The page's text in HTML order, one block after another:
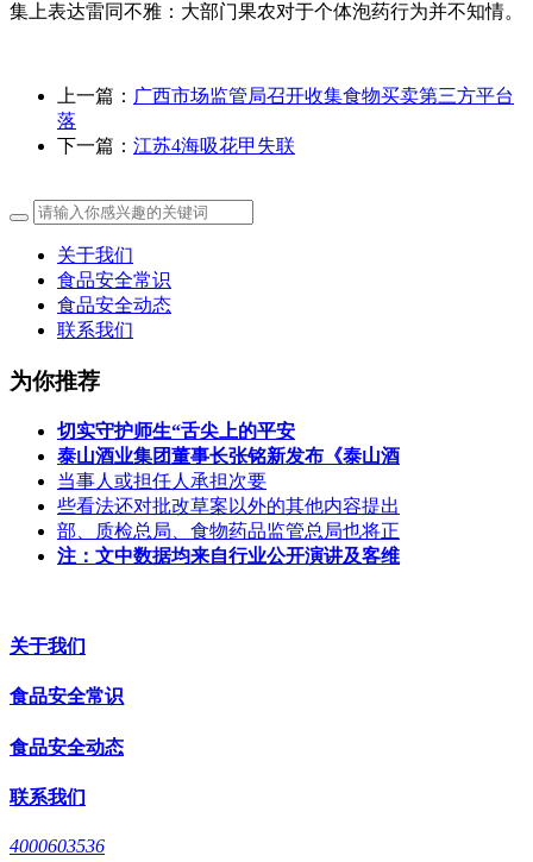
集上表达雷同不雅：大部门果农对于个体泡药行为并不知情。
上一篇： 广西市场监管局召开收集食物买卖第三方平台
落
下一篇： 江苏4海吸花甲失联
关于我们
食品安全常识
食品安全动态
联系我们
为你推荐
切实守护师生“舌尖上的平安
泰山酒业集团董事长张铭新发布《泰山酒
当事人或担任人承担次要
些看法还对批改草案以外的其他内容提出
部、质检总局、食物药品监管总局也将正
注：文中数据均来自行业公开演讲及客维
关于我们
食品安全常识
食品安全动态
联系我们
4000603536